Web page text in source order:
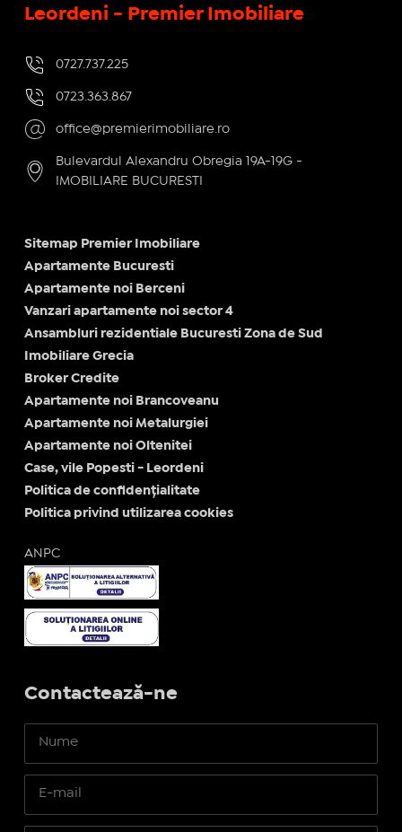
Leordeni - Premier Imobiliare
0727.737.225
0723.363.867
office@premierimobiliare.ro
Bulevardul Alexandru Obregia 19A-19G -
IMOBILIARE BUCURESTI
Sitemap Premier Imobiliare
Apartamente Bucuresti
Apartamente noi Berceni
Vanzari apartamente noi sector 4
Ansambluri rezidentiale Bucuresti Zona de Sud
Imobiliare Grecia
Broker Credite
Apartamente noi Brancoveanu
Apartamente noi Metalurgiei
Apartamente noi Oltenitei
Case, vile Popesti - Leordeni
Politica de confidențialitate
Politica privind utilizarea cookies
ANPC
Contactează-ne